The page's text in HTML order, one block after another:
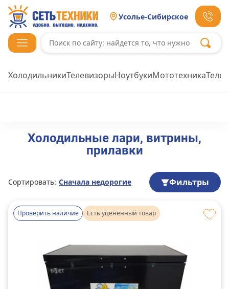
Усолье-Сибирское
ХолодильникиТелевизорыНоутбукиМототехника
Холодильные лари, витрины,
прилавки
Сортировать: Сначала недорогие Фильтры
Проверить наличие Есть уцененный товар